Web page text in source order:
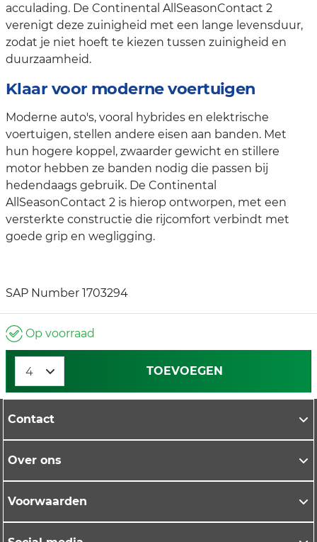
acculading. De Continental AllSeasonContact 2
verenigt deze zuinigheid met een lange levensduur,
zodat je niet hoeft te kiezen tussen zuinigheid en
duurzaamheid.
Klaar voor moderne voertuigen
Moderne auto's, vooral hybrides en elektrische
voertuigen, stellen andere eisen aan banden. Met
hun hogere koppel, zwaarder gewicht en stillere
motor hebben ze banden nodig die passen bij
hedendaags gebruik. De Continental
AllSeasonContact 2 is hierop ontworpen, met een
versterkte constructie die rijcomfort verbindt met
goede grip en wegligging.
SAP Number 1703294
Op voorraad
TOEVOEGEN
Contact
Over ons
Voorwaarden